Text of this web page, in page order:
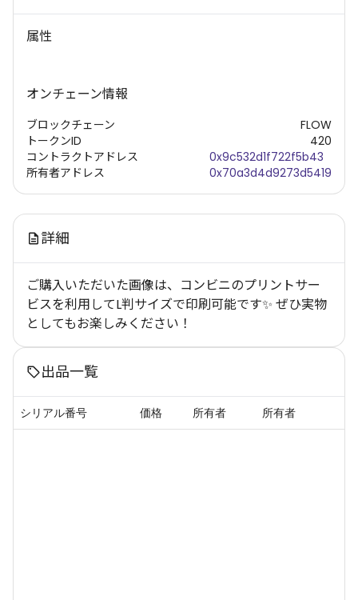
属性
オンチェーン情報
ブロックチェーン
トークンID
コントラクトアドレス
所有者アドレス
FLOW
420
0x9c532d1f722f5b43
0x70a3d4d9273d5419
詳細
ご購入いただいた画像は、コンビニのプリントサー
ビスを利用してL判サイズで印刷可能です✨ ぜひ実物
としてもお楽しみください！
出品一覧
シリアル番号 価格 所有者 所有者